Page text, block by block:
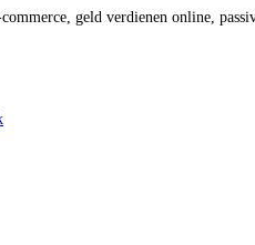
geld verdienen online,